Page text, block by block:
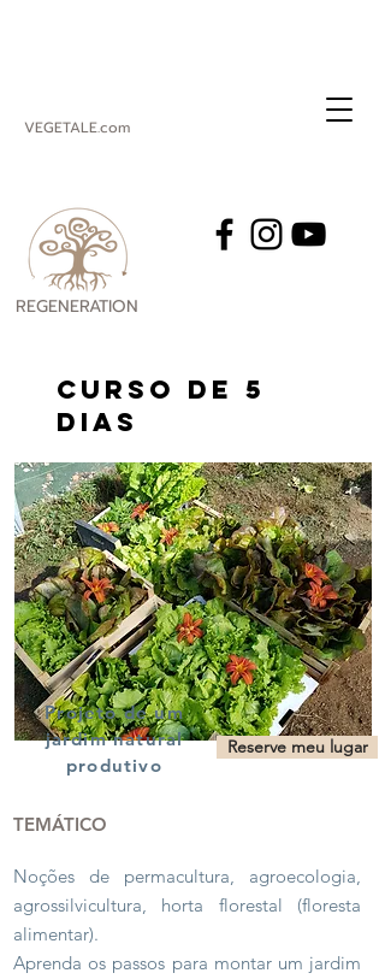
VEGETALE.com
REGENERATION
Curso de 5
DIAS
Projeto de um
jardim natural
produtivo
Reserve meu lugar
TEMÁTICO
Noções de permacultura, agroecologia,
agrossilvicultura, horta florestal (floresta
alimentar).
Aprenda os passos para montar um jardim